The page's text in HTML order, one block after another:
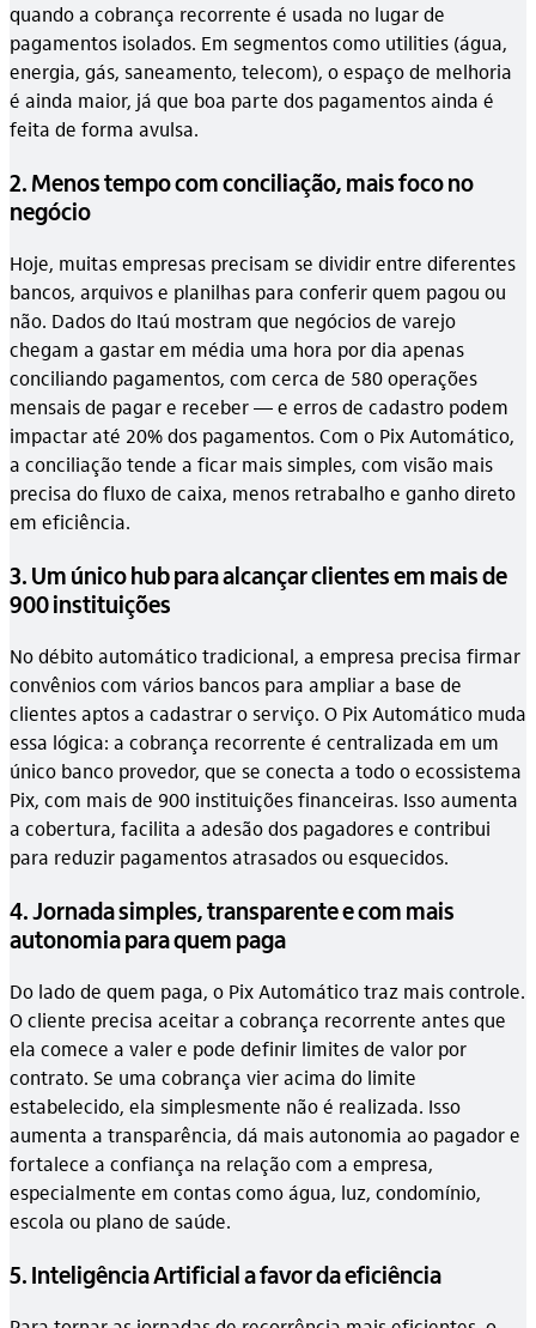
quando a cobrança recorrente é usada no lugar de
pagamentos isolados. Em segmentos como utilities (água,
energia, gás, saneamento, telecom), o espaço de melhoria
é ainda maior, já que boa parte dos pagamentos ainda é
feita de forma avulsa.
2. Menos tempo com conciliação, mais foco no
negócio
Hoje, muitas empresas precisam se dividir entre diferentes
bancos, arquivos e planilhas para conferir quem pagou ou
não. Dados do Itaú mostram que negócios de varejo
chegam a gastar em média uma hora por dia apenas
conciliando pagamentos, com cerca de 580 operações
mensais de pagar e receber — e erros de cadastro podem
impactar até 20% dos pagamentos. Com o Pix Automático,
a conciliação tende a ficar mais simples, com visão mais
precisa do fluxo de caixa, menos retrabalho e ganho direto
em eficiência.
3. Um único hub para alcançar clientes em mais de
900 instituições
No débito automático tradicional, a empresa precisa firmar
convênios com vários bancos para ampliar a base de
clientes aptos a cadastrar o serviço. O Pix Automático muda
essa lógica: a cobrança recorrente é centralizada em um
único banco provedor, que se conecta a todo o ecossistema
Pix, com mais de 900 instituições financeiras. Isso aumenta
a cobertura, facilita a adesão dos pagadores e contribui
para reduzir pagamentos atrasados ou esquecidos.
4. Jornada simples, transparente e com mais
autonomia para quem paga
Do lado de quem paga, o Pix Automático traz mais controle.
O cliente precisa aceitar a cobrança recorrente antes que
ela comece a valer e pode definir limites de valor por
contrato. Se uma cobrança vier acima do limite
estabelecido, ela simplesmente não é realizada. Isso
aumenta a transparência, dá mais autonomia ao pagador e
fortalece a confiança na relação com a empresa,
especialmente em contas como água, luz, condomínio,
escola ou plano de saúde.
5. Inteligência Artificial a favor da eficiência